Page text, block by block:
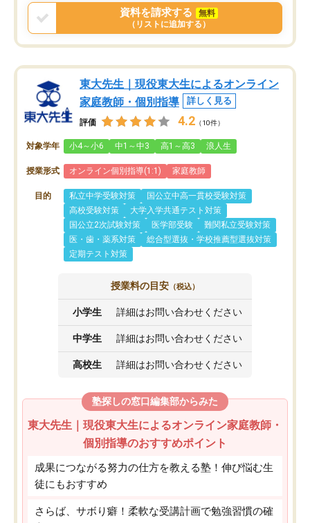
資料を請求する
無料
（リストに追加する）
東大先生｜現役東大生によるオンライン
家庭教師・個別指導
詳しく見る
評価 4.2 （10件）
対象学年 小4～小6 中1～中3 高1～高3 浪人生
授業形式 オンライン個別指導(1:1) 家庭教師
目的 私立中学受験対策
国公立中高一貫校受験対策
高校受験対策
大学入学共通テスト対策
国公立2次試験対策
医学部受験
難関私立受験対策
医・歯・薬系対策
総合型選抜・学校推薦型選抜対策
定期テスト対策
授業料の目安 （税込）
小学生 詳細はお問い合わせください
中学生 詳細はお問い合わせください
高校生 詳細はお問い合わせください
塾探しの窓口編集部からみた
東大先生｜現役東大生によるオンライン家庭教師・
個別指導のおすすめポイント
成果につながる努力の仕方を教える塾！伸び悩む生
徒にもおすすめ
さらば、サボり癖！柔軟な受講計画で勉強習慣の確